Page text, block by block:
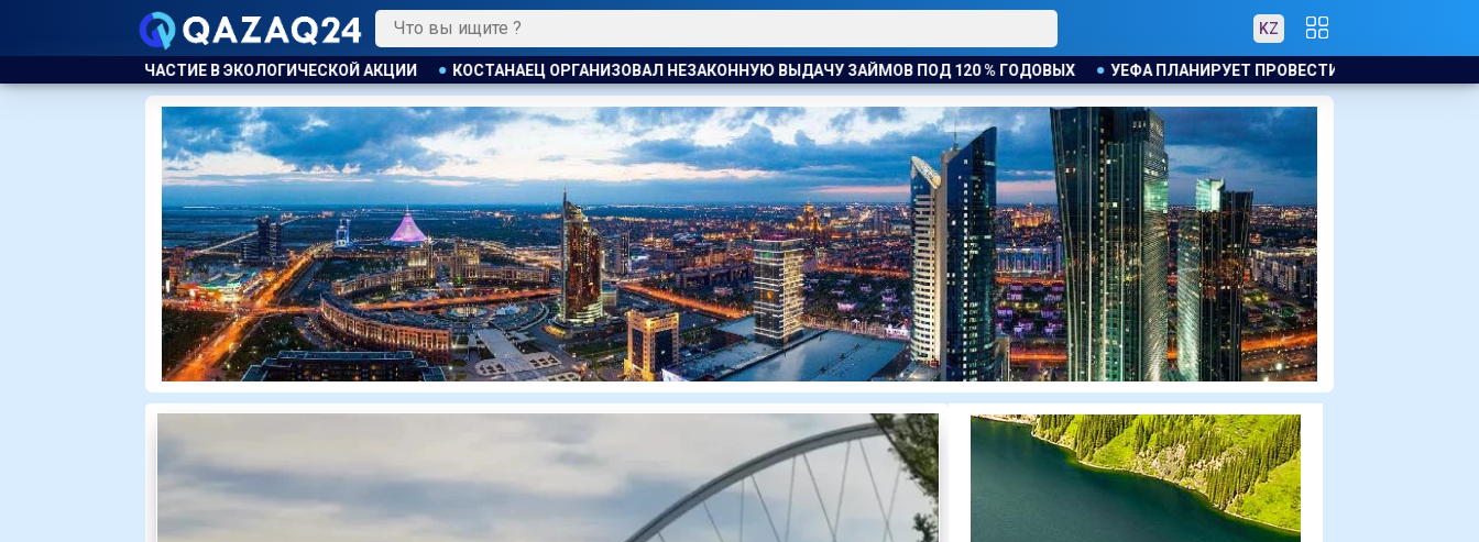
KZ
АКЦИИ КОСТАНАЕЦ ОРГАНИЗОВАЛ НЕЗАКОННУЮ ВЫДАЧУ ЗАЙМОВ ПОД 120 % ГОДОВЫХ УЕФА ПЛАНИРУЕТ ПРОВЕСТИ РАССЛЕДОВАНИЕ ИНИЦИАТИВЫ ФИФА ПО